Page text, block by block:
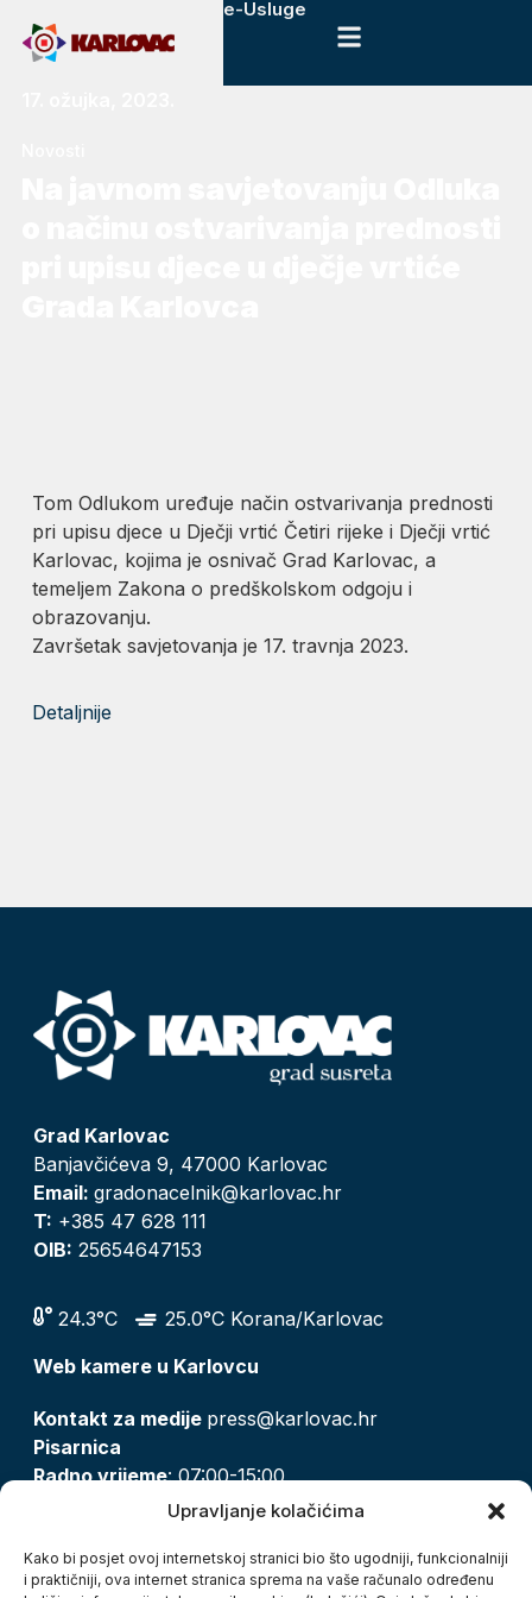
Upravljanje kolačićima
Kako bi posjet ovoj internetskoj stranici bio što ugodniji, funkcionalniji
i praktičniji, ova internet stranica sprema na vaše računalo određenu
e-Usluge
Tom Odlukom uređuje način ostvarivanja prednosti
pri upisu djece u Dječji vrtić Četiri rijeke i Dječji vrtić
Karlovac, kojima je osnivač Grad Karlovac, a
temeljem Zakona o predškolskom odgoju i
obrazovanju.
Završetak savjetovanja je 17. travnja 2023.
Detaljnije
Grad Karlovac
Banjavčićeva 9, 47000 Karlovac
Email: gradonacelnik@karlovac.hr
T: +385 47 628 111
OIB: 25654647153
24.3°C
25.0°C Korana/Karlovac
Web kamere u Karlovcu
Kontakt za medije press@karlovac.hr
Pisarnica
Radno vrijeme: 07:00-15:00
pisarnica@karlovac.hr